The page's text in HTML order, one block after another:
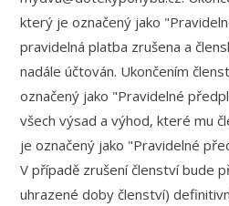
který je označený jako
pravidelná platba zrušena a
nadále účtován. Ukončením
označený jako "Pravidelné
všech výsad a výhod, které mu
je označený jako "Pravidelné
V případě zrušení členství bude
uhrazené doby členství)